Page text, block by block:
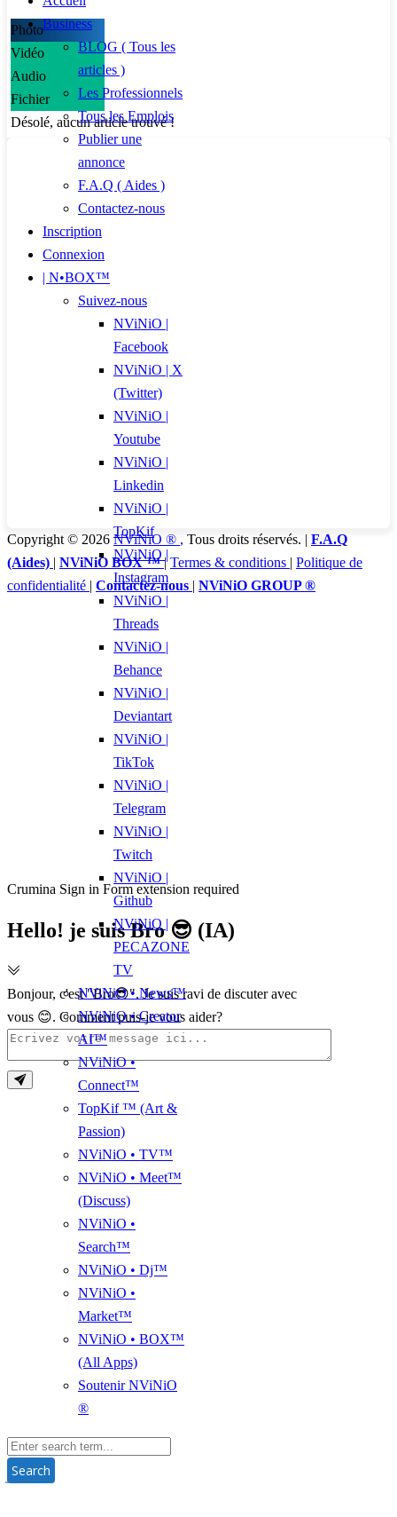
Photo
Vidéo
Audio
Fichier
Désolé, aucun article trouvé !
Copyright © 2026 NViNiO ® , Tous droits réservés. | F.A.Q
(Aides) | NViNiO BOX ™|Termes & conditions | Politique de
confidentialité | Contactez-nous | NViNiO GROUP ®
Crumina Sign in Form extension required
Hello! je suis Bro 😎 (IA)
Bonjour, c'est "Bro😎". Je suis ravi de discuter avec
vous 😊. Comment puis-je vous aider?
Business
BLOG ( Tous les
articles )
Les Professionnels
Tous les Emplois
Publier une
annonce
F.A.Q ( Aides )
Contactez-nous
Inscription
Connexion
| N•BOX™
Suivez-nous
NViNiO |
Facebook
NViNiO | X
(Twitter)
NViNiO |
Youtube
NViNiO |
Linkedin
NViNiO |
TopKif
NViNiO |
Instagram
NViNiO |
Threads
NViNiO |
Behance
NViNiO |
Deviantart
NViNiO |
TikTok
NViNiO |
Telegram
NViNiO |
Twitch
NViNiO |
Github
NViNiO |
PECAZONE
TV
NViNiO • News™
NViNiO • Creator
AI™
NViNiO •
Connect™
TopKif ™ (Art &
Passion)
NViNiO • TV™
NViNiO • Meet™
(Discuss)
NViNiO •
Search™
NViNiO • Dj™
NViNiO •
Market™
NViNiO • BOX™
(All Apps)
Soutenir NViNiO
®